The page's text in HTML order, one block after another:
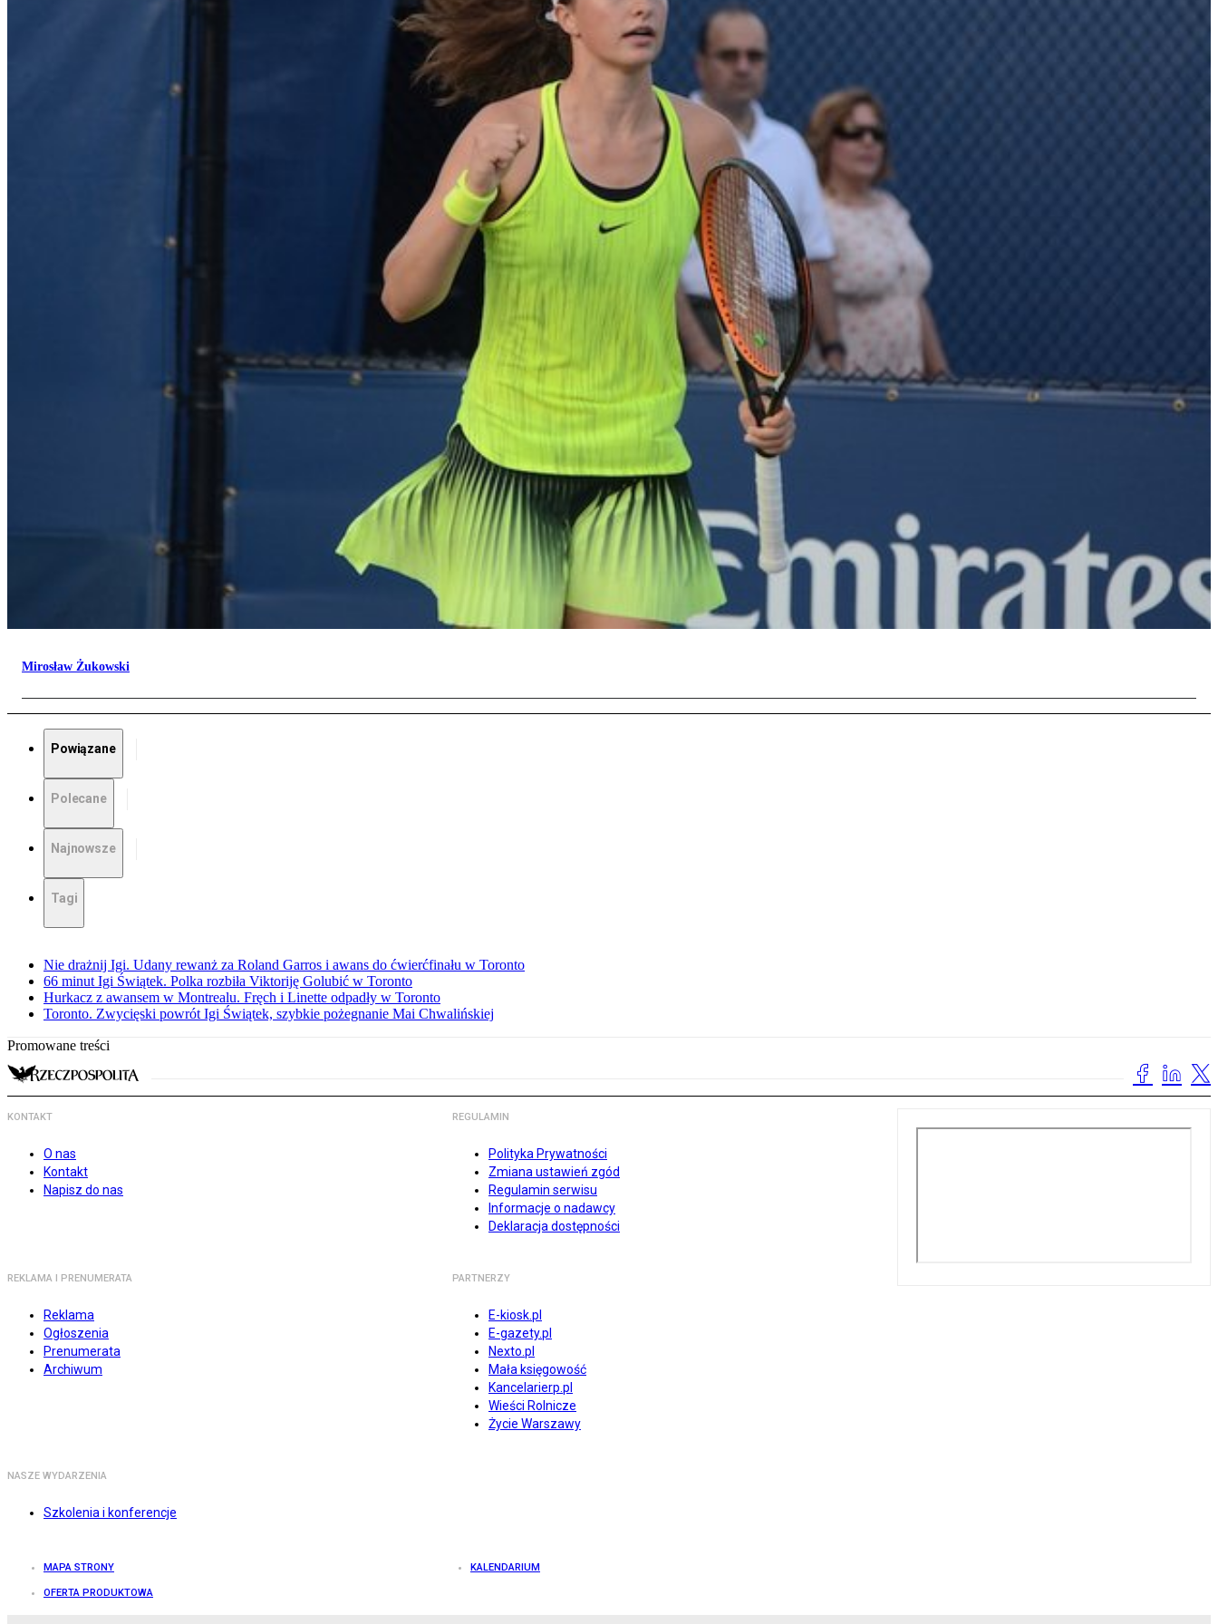
Mirosław Żukowski
Powiązane
Polecane
Najnowsze
Tagi
Nie drażnij Igi. Udany rewanż za Roland Garros i awans do ćwierćfinału w Toronto
66 minut Igi Świątek. Polka rozbiła Viktoriję Golubić w Toronto
Hurkacz z awansem w Montrealu. Fręch i Linette odpadły w Toronto
Toronto. Zwycięski powrót Igi Świątek, szybkie pożegnanie Mai Chwalińskiej
Promowane treści
KONTAKT
O nas
Kontakt
Napisz do nas
REGULAMIN
Polityka Prywatności
Zmiana ustawień zgód
Regulamin serwisu
Informacje o nadawcy
Deklaracja dostępności
REKLAMA I PRENUMERATA
Reklama
Ogłoszenia
Prenumerata
Archiwum
PARTNERZY
E-kiosk.pl
E-gazety.pl
Nexto.pl
Mała księgowość
Kancelarierp.pl
Wieści Rolnicze
Życie Warszawy
NASZE WYDARZENIA
Szkolenia i konferencje
MAPA STRONY KALENDARIUM
OFERTA PRODUKTOWA